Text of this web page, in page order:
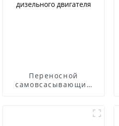
Переносной
самовсасывающий